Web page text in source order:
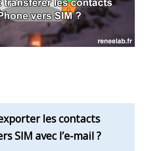
les contacts
SIM avec l’e-mail ?